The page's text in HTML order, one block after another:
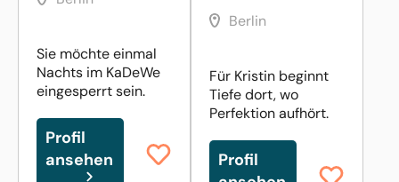
Sie möchte einmal
Nachts im KaDeWe
eingesperrt sein.
Profil
ansehen
Berlin
Für Kristin beginnt
Tiefe dort, wo
Perfektion aufhört.
Profil